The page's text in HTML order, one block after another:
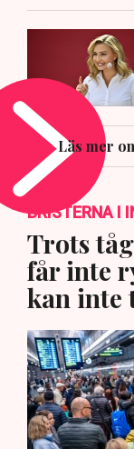
Läs mer
BRISTERNA I
Trots
får inte
kan inte